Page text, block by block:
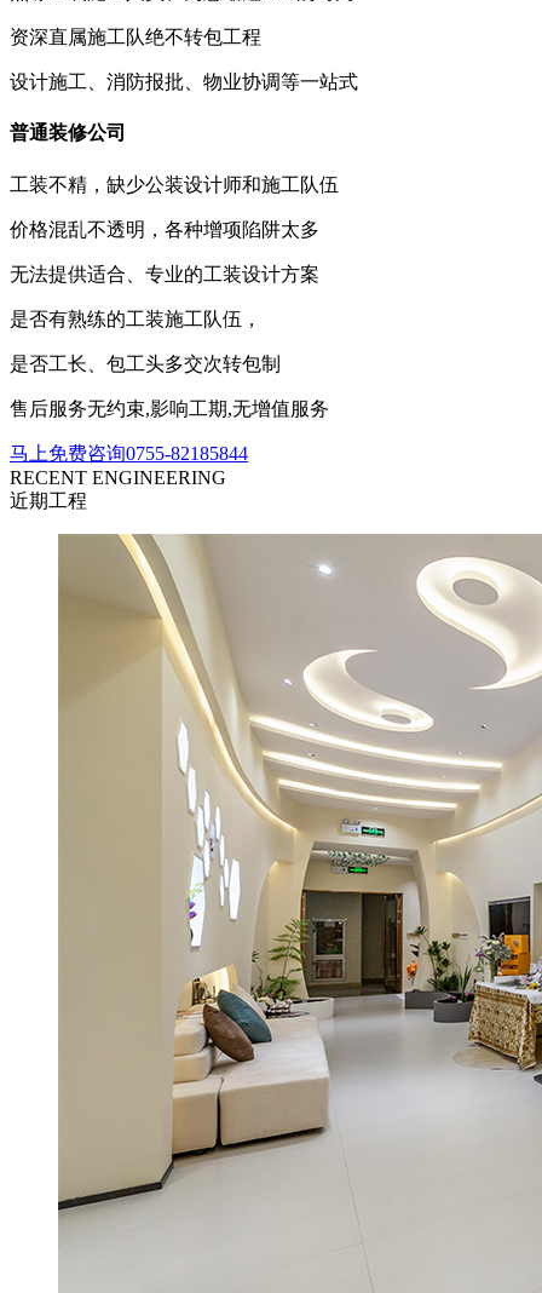
资深直属施工队绝不转包工程
设计施工、消防报批、物业协调等一站式
普通装修公司
工装不精，缺少公装设计师和施工队伍
价格混乱不透明，各种增项陷阱太多
无法提供适合、专业的工装设计方案
是否有熟练的工装施工队伍，
是否工长、包工头多交次转包制
售后服务无约束,影响工期,无增值服务
马上免费咨询0755-82185844
RECENT ENGINEERING
近期工程